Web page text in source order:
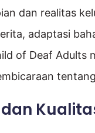
dan realitas
adaptasi
of Deaf Adults